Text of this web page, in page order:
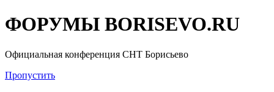
ФОРУМЫ BORISEVO.RU
Официальная конференция СНТ Борисьево
Пропустить